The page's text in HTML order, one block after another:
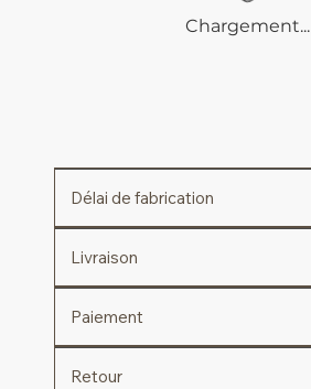
Chargement...
Délai de fabrication
Livraison
Paiement
Retour